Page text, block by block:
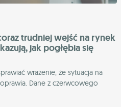
trudniej wejść na rynek
jak pogłębia się
wrażenie, że sytuacja na
Dane z czerwcowego